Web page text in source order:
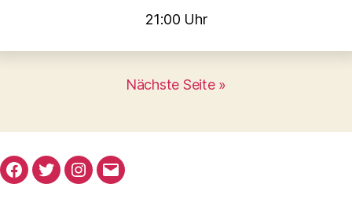
21:00 Uhr
Nächste Seite »
Facebook
TwitterInstagram
E-